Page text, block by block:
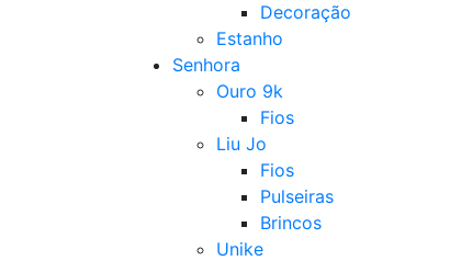
Decoração
Estanho
Senhora
Ouro 9k
Fios
Liu Jo
Fios
Pulseiras
Brincos
Unike